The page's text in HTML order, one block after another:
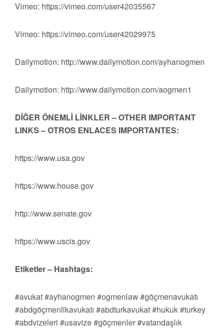
Vimeo: https://vimeo.com/user42035567
Vimeo: https://vimeo.com/user42029975
Dailymotion: http://www.dailymotion.com/ayhanogmen
Dailymotion: http://www.dailymotion.com/aogmen1
DİĞER ÖNEMLİ LİNKLER – OTHER IMPORTANT
LINKS – OTROS ENLACES IMPORTANTES:
https://www.usa.gov
https://www.house.gov
http://www.senate.gov
https://www.uscis.gov
Etiketler – Hashtags:
#avukat #ayhanogmen #ogmenlaw #göçmenavukatı
#abdgöçmenlikavukatı #abdturkavukat #hukuk #turkey
#abdvizeleri #usavize #göçmenler #vatandaşlık